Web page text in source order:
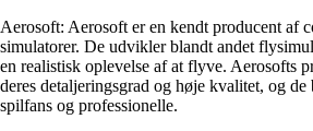
Aerosoft: Aerosoft er en kendt producent af
simulatorer. De udvikler blandt andet
en realistisk oplevelse af at flyve. Aerosofts
deres detaljeringsgrad og høje kvalitet, og
spilfans og professionelle.